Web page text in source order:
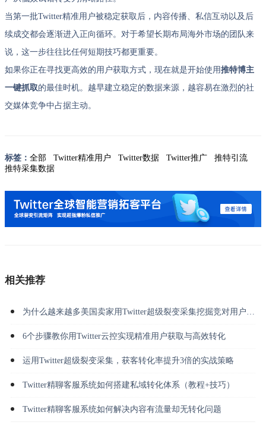
当第一批Twitter精准用户被稳定获取后，内容传播、私信互动以及后
续成交都会逐渐进入正向循环。对于希望长期布局海外市场的团队来
说，这一步往往比任何短期技巧都更重要。
如果你正在寻找更高效的用户获取方式，现在就是开始使用推特博主
一键抓取的最佳时机。越早建立稳定的数据来源，越容易在激烈的社
交媒体竞争中占据主动。
标签： 全部 Twitter精准用户 Twitter数据 Twitter推广
推特引流
推特采集数据
相关推荐
为什么越来越多美国卖家用Twitter超级裂变采集挖掘竞对用户并做私信转化？
6个步骤教你用Twitter云控实现精准用户获取与高效转化
运用Twitter超级裂变采集，获客转化率提升3倍的实战策略
Twitter精聊客服系统如何搭建私域转化体系（教程+技巧）
Twitter精聊客服系统如何解决内容有流量却无转化问题